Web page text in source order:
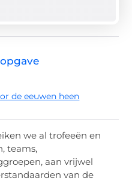
de eeuwen heen
we al trofeeën en
teams,
aan vrijwel
van de